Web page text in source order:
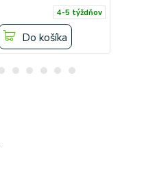
4-5 týždňov
Do košíka